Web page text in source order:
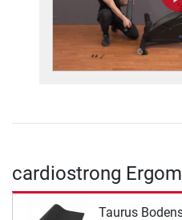
cardiostrong
Taurus